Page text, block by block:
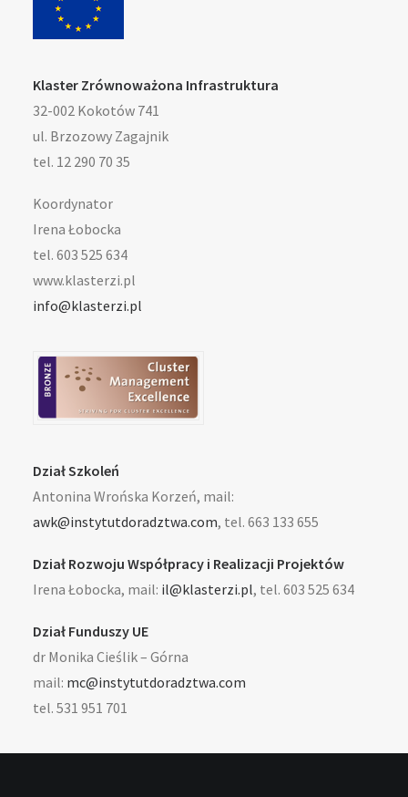
Klaster Zrównoważona Infrastruktura
32-002 Kokotów 741
ul. Brzozowy Zagajnik
tel. 12 290 70 35
Koordynator
Irena Łobocka
tel. 603 525 634
www.klasterzi.pl
info@klasterzi.pl
Dział Szkoleń
Antonina Wrońska Korzeń, mail:
awk@instytutdoradztwa.com, tel. 663 133 655
Dział Rozwoju Współpracy i Realizacji Projektów
Irena Łobocka, mail: il@klasterzi.pl, tel. 603 525 634
Dział Funduszy UE
dr Monika Cieślik – Górna
mail: mc@instytutdoradztwa.com
tel. 531 951 701